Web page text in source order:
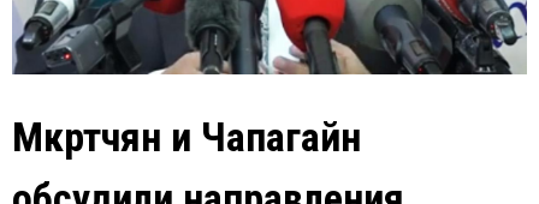
Мкртчян и Чапагайн